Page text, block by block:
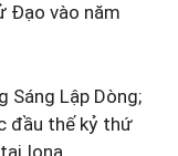
Đạo vào năm
Sáng Lập Dòng;
đầu thế kỷ thứ
Iona,